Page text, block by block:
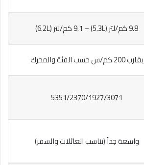
9.8 كم/لتر (5.3L) – 9.1 كم/لتر (6.2L)
يقارب 200 كم/س حسب الفئة والمحرك
5351/2370/1927/3071
واسعة جداً (تناسب العائلات والسفر)